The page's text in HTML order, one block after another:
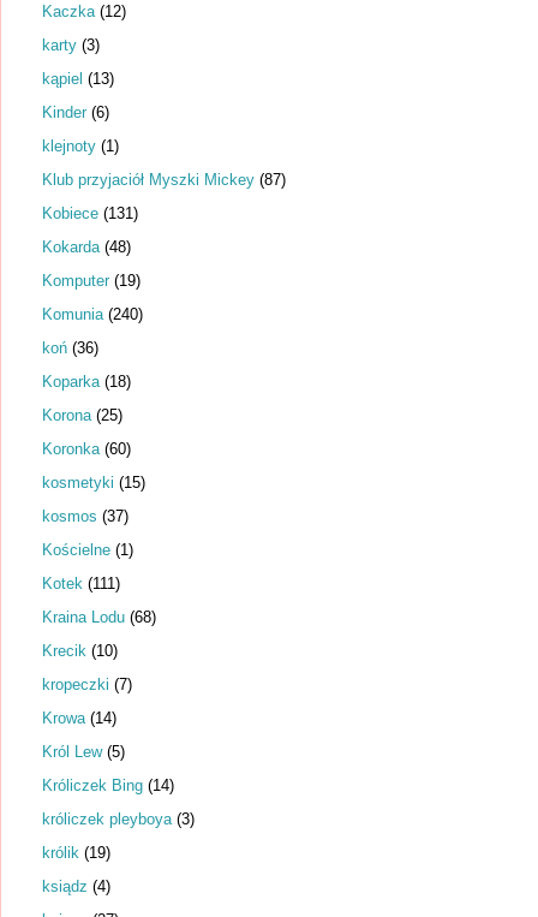
Kaczka (12)
karty (3)
kąpiel (13)
Kinder (6)
klejnoty (1)
Klub przyjaciół Myszki Mickey (87)
Kobiece (131)
Kokarda (48)
Komputer (19)
Komunia (240)
koń (36)
Koparka (18)
Korona (25)
Koronka (60)
kosmetyki (15)
kosmos (37)
Kościelne (1)
Kotek (111)
Kraina Lodu (68)
Krecik (10)
kropeczki (7)
Krowa (14)
Król Lew (5)
Króliczek Bing (14)
króliczek pleyboya (3)
królik (19)
ksiądz (4)